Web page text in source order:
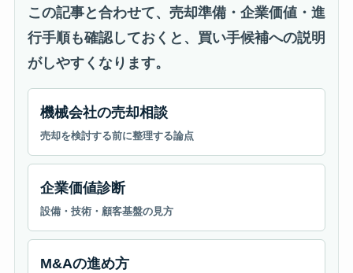
この記事と合わせて、売却準備・企業価値・進
行手順も確認しておくと、買い手候補への説明
がしやすくなります。
機械会社の売却相談
売却を検討する前に整理する論点
企業価値診断
設備・技術・顧客基盤の見方
M&Aの進め方